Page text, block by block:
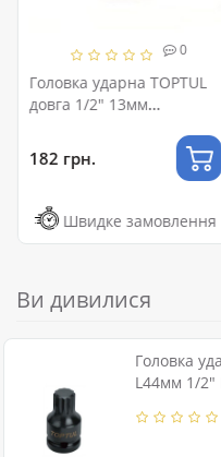
0
Головка ударна TOPTUL
довга 1/2" 13мм
182 грн.
Швидке замовлення
Ви дивилися
Головка
L44мм 1/2"